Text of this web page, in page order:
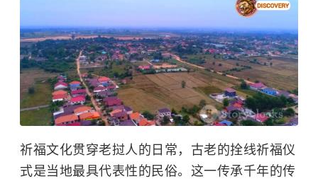
祈福文化贯穿老挝人的日常，古老的拴线祈福仪
式是当地最具代表性的民俗。这一传承千年的传